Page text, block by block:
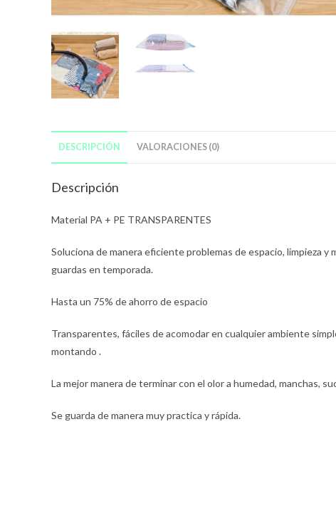
DESCRIPCIÓN VALORACIONES (0)
Descripción
Material PA + PE TRANSPARENTES
Soluciona de manera eficiente problemas de espacio, limpieza
guardas en temporada.
Hasta un 75% de ahorro de espacio
Transparentes, fáciles de acomodar en cualquier ambiente
montando .
La mejor manera de terminar con el olor a humedad, manchas,
Se guarda de manera muy practica y rápida.